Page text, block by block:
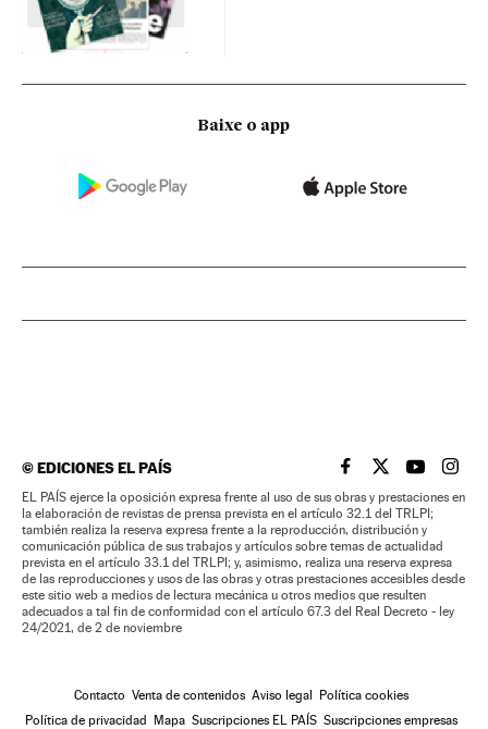
Baixe o app
©EDICIONES EL PAÍS EL PAÍS BRASIL EN
EL PAÍSEL PAÍS
EL
EL PAÍS ejerce la oposición expresa frente al uso de sus obras y prestaciones en
la elaboración de revistas de prensa prevista en el artículo 32.1 del TRLPI;
también realiza la reserva expresa frente a la reproducción, distribución y
comunicación pública de sus trabajos y artículos sobre temas de actualidad
prevista en el artículo 33.1 del TRLPI; y, asimismo, realiza una reserva expresa
de las reproducciones y usos de las obras y otras prestaciones accesibles desde
este sitio web a medios de lectura mecánica u otros medios que resulten
adecuados a tal fin de conformidad con el artículo 67.3 del Real Decreto - ley
24/2021, de 2 de noviembre
Contacto Venta de contenidos Aviso legal Política cookies
Política de privacidad Mapa Suscripciones EL PAÍS Suscripciones empresas